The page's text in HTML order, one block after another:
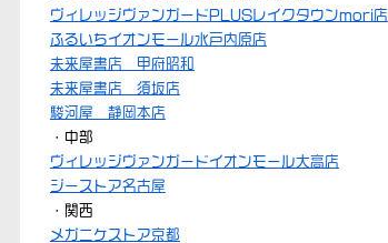
ヴィレッジヴァンガードPLUSレイクタウンmori店
ふるいちイオンモール水戸内原店
未来屋書店 甲府昭和
未来屋書店 須坂店
駿河屋 静岡本店
・中部
ヴィレッジヴァンガードイオンモール大高店
ジーストア名古屋
・関西
メガニケストア京都